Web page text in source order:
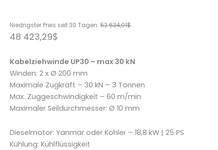
Niedrigster Preis seit 30 Tagen: 52 634,01$
48 423,29$
Kabelziehwinde UP30 – max 30 kN
Winden: 2 x Ø 200 mm
Maximale Zugkraft – 30 kN – 3 Tonnen
Max. Zuggeschwindigkeit – 60 m/min
Maximaler Seildurchmesser: Ø 10 mm
Dieselmotor: Yanmar oder Kohler – 18,8 kW | 25 PS
Kühlung: Kühlflüssigkeit